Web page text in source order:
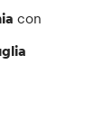
con